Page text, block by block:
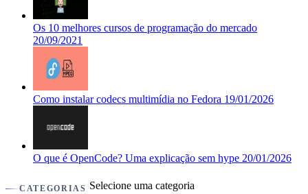
Os 10 melhores cursos de programação do mercado
20/09/2021
Como instalar codecs multimídia no Fedora 19/01/2026
O que é OpenCode? Uma explicação sem hype 20/01/2026
CATEGORIAS Selecione uma categoria